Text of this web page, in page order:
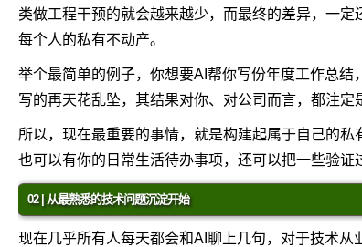
类做工程干预的就会越来越少，而最终的差异，一
每个人的私有不动产。
举个最简单的例子，你想要AI帮你写份年度工作总结
写的再天花乱坠，其结果对你、对公司而言，都注定
所以，现在最重要的事情，就是构建起属于自己的
也可以有你的日常生活待办事项，还可以把一些验证
02 | 从最熟悉的技术问题沉淀开始
现在几乎所有人每天都会和AI聊上几句，对于技术